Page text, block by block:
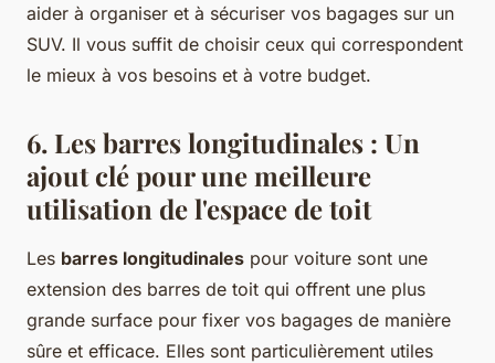
aider à organiser et à sécuriser vos bagages sur un
SUV. Il vous suffit de choisir ceux qui correspondent
le mieux à vos besoins et à votre budget.
6. Les barres longitudinales : Un
ajout clé pour une meilleure
utilisation de l'espace de toit
Les barres longitudinales pour voiture sont une
extension des barres de toit qui offrent une plus
grande surface pour fixer vos bagages de manière
sûre et efficace. Elles sont particulièrement utiles